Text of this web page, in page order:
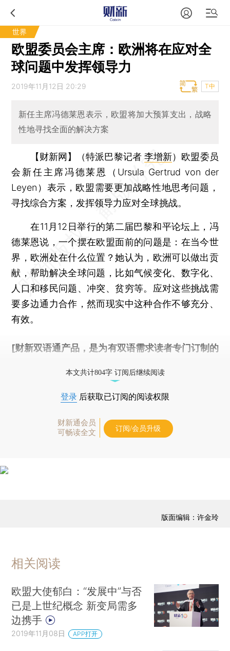
世界
欧盟委员会主席：欧洲将在应对全
球问题中发挥领导力
2019年11月12日 20:29 T中
新任主席冯德莱恩表示，欧盟将加大预算支出，战略
性地寻找全面的解决方案
【财新网】（特派巴黎记者 李增新） 欧盟委员
会新任主席冯德莱恩（Ursula Gertrud von der
Leyen）表示，欧盟需要更加战略性地思考问题，
寻找综合方案，发挥领导力应对全球挑战。
在11月12日举行的第二届巴黎和平论坛上，冯
德莱恩说，一个摆在欧盟面前的问题是：在当今世
界，欧洲处在什么位置？她认为，欧洲可以做出贡
献，帮助解决全球问题，比如气候变化、数字化、
人口和移民问题、冲突、贫穷等。应对这些挑战需
要多边通力合作，然而现实中这种合作不够充分、
有效。
[财新双语通产品，是为有双语需求读者专门订制的
本文共计804字 订阅后继续阅读
登录 后获取已订阅的阅读权限
财新通会员
可畅读全文
订阅/会员升级
版面编辑：许金玲
相关阅读
欧盟大使郁白：“发展中”与否
已是上世纪概念 新变局需多
边携手
2019年11月08日 APP打开